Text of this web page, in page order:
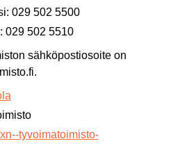
029 502 5500
029 502 5510
sähköpostiosoite on
tyvoimatoimisto-